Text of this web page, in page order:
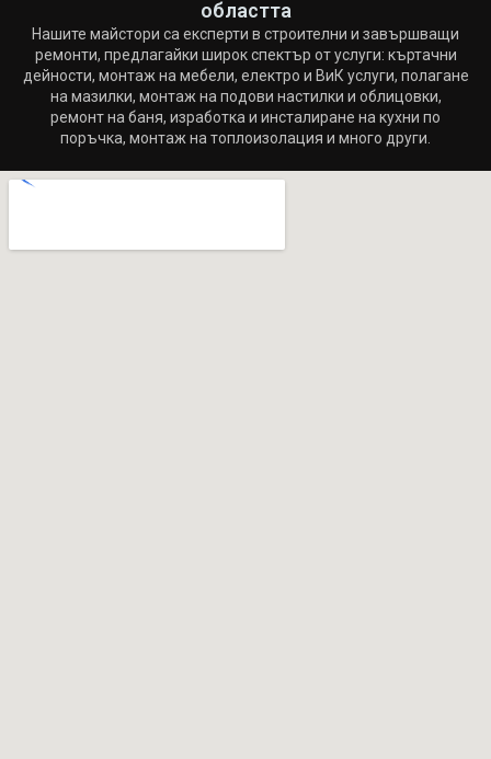
областта
Нашите майстори са експерти в строителни и завършващи
ремонти, предлагайки широк спектър от услуги: къртачни
дейности, монтаж на мебели, електро и ВиК услуги, полагане
на мазилки, монтаж на подови настилки и облицовки,
ремонт на баня, изработка и инсталиране на кухни по
поръчка, монтаж на топлоизолация и много други.